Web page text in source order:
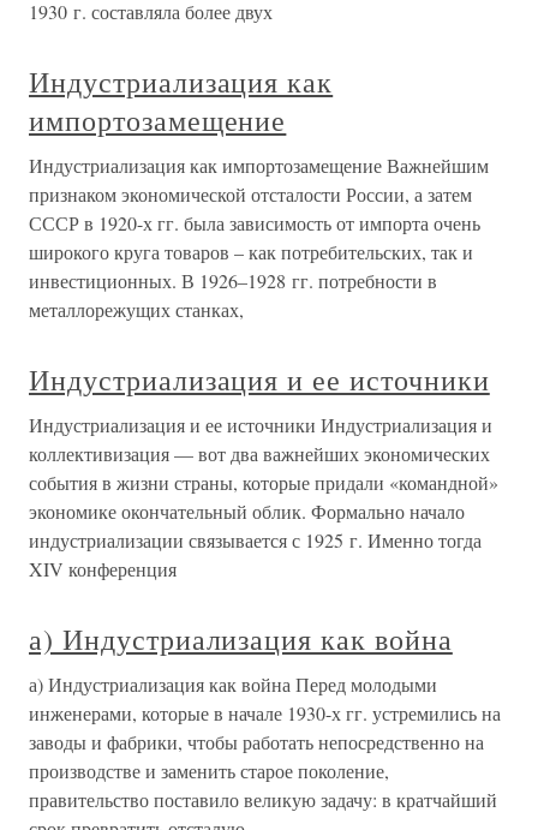
1930 г. составляла более двух
Индустриализация как
импортозамещение
Индустриализация как импортозамещение Важнейшим
признаком экономической отсталости России, а затем
СССР в 1920-х гг. была зависимость от импорта очень
широкого круга товаров – как потребительских, так и
инвестиционных. В 1926–1928 гг. потребности в
металлорежущих станках,
Индустриализация и ее источники
Индустриализация и ее источники Индустриализация и
коллективизация — вот два важнейших экономических
события в жизни страны, которые придали «командной»
экономике окончательный облик. Формально начало
индустриализации связывается с 1925 г. Именно тогда
XIV конференция
а) Индустриализация как война
а) Индустриализация как война Перед молодыми
инженерами, которые в начале 1930-х гг. устремились на
заводы и фабрики, чтобы работать непосредственно на
производстве и заменить старое поколение,
правительство поставило великую задачу: в кратчайший